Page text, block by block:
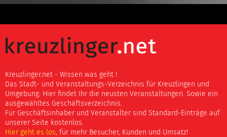
Kreuzlinger.net - Wissen was geht !
Das Stadt- und Veranstaltungs-Verzeichnis für Kreuzlingen und
Umgebung. Hier findet Ihr die neusten Veranstaltungen. Sowie ein
ausgewähltes Geschäftsverzeichnis.
Für Geschäftsinhaber und Veranstalter sind Standard-Einträge auf
unserer Seite kostenlos.
Hier geht es los, für mehr Besucher, Kunden und Umsatz!